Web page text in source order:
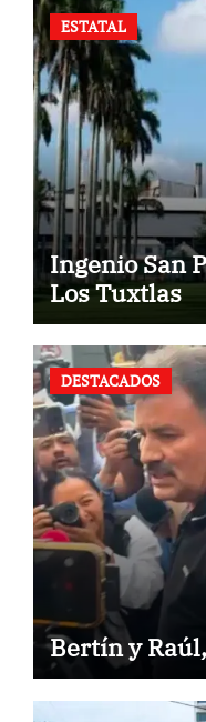
ESTATAL
Ingenio San
Los Tuxtlas
DESTACADOS
Bertín y